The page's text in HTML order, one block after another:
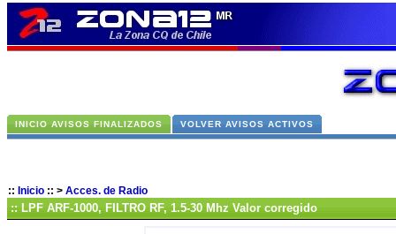
INICIO AVISOS FINALIZADOS VOLVER AVISOS ACTIVOS
:: Inicio :: > Acces. de Radio
:: LPF ARF-1000, FILTRO RF, 1.5-30 Mhz Valor corregido